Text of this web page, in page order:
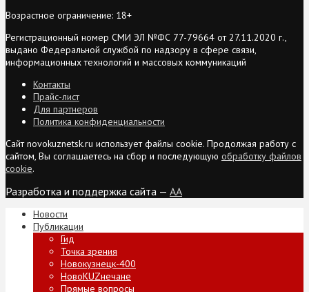
Возрастное ограничение: 18+
Регистрационный номер СМИ ЭЛ №ФС 77-79664 от 27.11.2020 г.,
выдано Федеральной службой по надзору в сфере связи,
информационных технологий и массовых коммуникаций
Контакты
Прайс-лист
Для партнеров
Политика конфиденциальности
Сайт novokuznetsk.ru использует файлы cookie. Продолжая работу с
сайтом, Вы соглашаетесь на сбор и последующую обработку файлов
cookie.
Разработка и поддержка сайта — AA
Новости
Публикации
Гид
Точка зрения
Новокузнецк-400
НовоKUZнечане
Прямые вопросы